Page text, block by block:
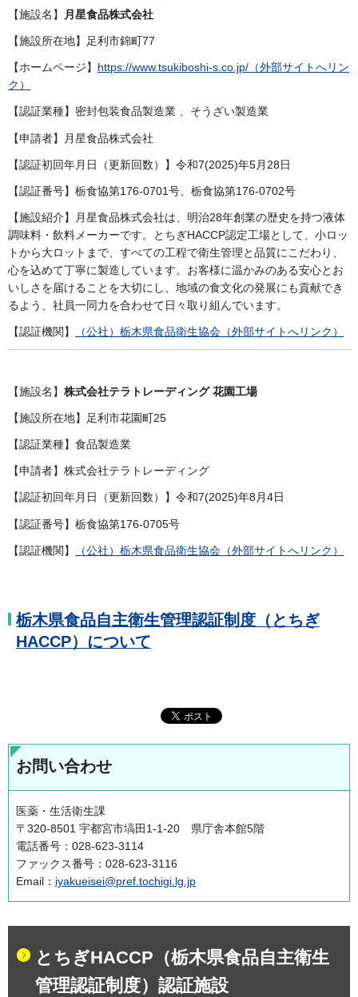
【施設名】 月星食品株式会社
【施設所在地】足利市錦町77
【ホームページ】 https://www.tsukiboshi-s.co.jp/（外部サイトへリン
ク）
【認証業種】密封包装食品製造業 、そうざい製造業
【申請者】月星食品株式会社
【認証初回年月日（更新回数）】令和7(2025)年5月28日
【認証番号】栃食協第176-0701号、栃食協第176-0702号
【施設紹介】月星食品株式会社は、明治28年創業の歴史を持つ液体
調味料・飲料メーカーです。とちぎHACCP認定工場として、小ロッ
トから大ロットまで、すべての工程で衛生管理と品質にこだわり、
心を込めて丁寧に製造しています。お客様に温かみのある安心とお
いしさを届けることを大切にし、地域の食文化の発展にも貢献でき
るよう、社員一同力を合わせて日々取り組んでいます。
【認証機関】 （公社）栃木県食品衛生協会（外部サイトへリンク）
【施設名】 株式会社テラトレーディング 花園工場
【施設所在地】足利市花園町25
【認証業種】食品製造業
【申請者】株式会社テラトレーディング
【認証初回年月日（更新回数）】令和7(2025)年8月4日
【認証番号】栃食協第176-0705号
【認証機関】 （公社）栃木県食品衛生協会（外部サイトへリンク）
栃木県食品自主衛生管理認証制度（とちぎ
HACCP）について
お問い合わせ
医薬・生活衛生課
〒320-8501 宇都宮市塙田1-1-20 県庁舎本館5階
電話番号：028-623-3114
ファックス番号：028-623-3116
Email： iyakueisei@pref.tochigi.lg.jp
とちぎHACCP（栃木県食品自主衛生
管理認証制度）認証施設